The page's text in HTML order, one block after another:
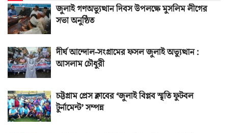
জুলাই গণঅভ্যুত্থান দিবস উপলক্ষে মুসলিম লীগের
সভা অনুষ্ঠিত
দীর্ঘ আন্দোল-সংগ্রামের ফসল জুলাই অভ্যুত্থান :
আসলাম চৌধুরী
চট্টগ্রাম প্রেস ক্লাবের ‘জুলাই বিপ্লব স্মৃতি ফুটবল
টুর্নামেন্ট’ সম্পন্ন